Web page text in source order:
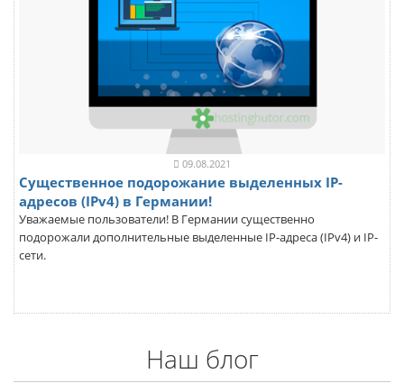
09.08.2021
Существенное подорожание выделенных IP-
адресов (IPv4) в Германии!
Уважаемые пользователи! В Германии существенно
подорожали дополнительные выделенные IP-адреса (IPv4) и IP-
сети.
Наш блог